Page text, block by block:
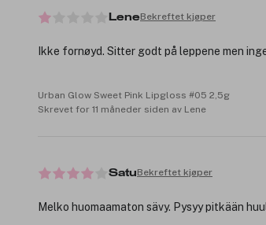
LeneBekreftet kjøper
Ikke fornøyd. Sitter godt på leppene men
Urban Glow Sweet Pink Lipgloss #05 2,5g
Skrevet for 11 måneder siden av Lene
SatuBekreftet kjøper
Melko huomaamaton sävy. Pysyy pitkään